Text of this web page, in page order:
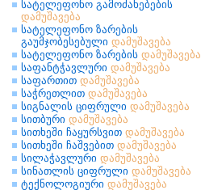
სატელეფონო გამოძახებების
დამუშავება
სატელეფონო ზარების
გაუმჯობესებული დამუშავება
სატელეფონო ზარების დამუშავება
საფანტჭავლური დამუშავება
საფართით დამუშავება
საჭრეთლით დამუშავება
სიგნალის ციფრული დამუშავება
სითბური დამუშავება
სითხეში ჩაყურსვით დამუშავება
სითხეში ჩაშვებით დამუშავება
სილაჭავლური დამუშავება
სინათლის ციფრული დამუშავება
ტექნოლოგიური დამუშავება